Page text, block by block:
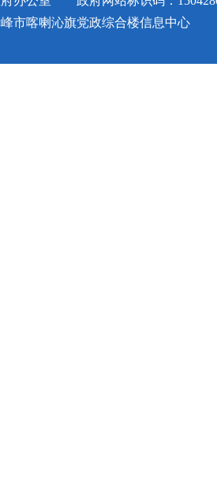
市喀喇沁旗党政综合楼信息中心